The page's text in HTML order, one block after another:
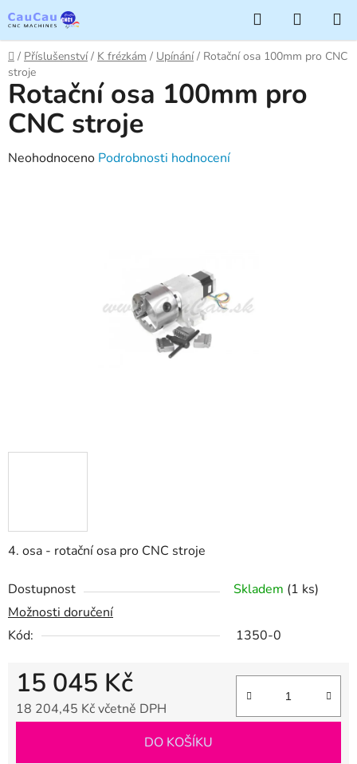
na
obsah
Hledat
KOŠÍK
Domů
/ Příslušenství / K frézkám / Upínání / Rotační osa 100mm pro CNC
stroje
4. osa - rotační osa pro CNC stroje
Dostupnost Skladem (1 ks)
Možnosti doručení
Kód:
1350-0
15 045 Kč
18 204,45 Kč včetně DPH
DO KOŠÍKU
Rotační osa 100mm pro
CNC stroje
Průměrné
Neohodnoceno Podrobnosti hodnocení